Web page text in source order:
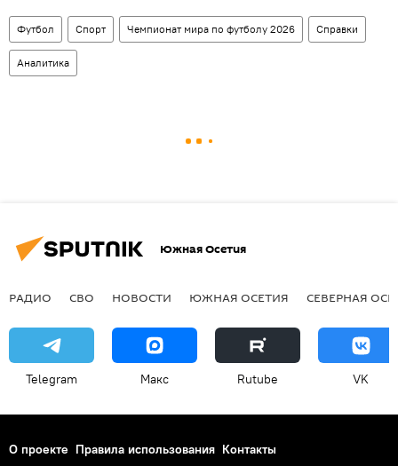
Футбол Спорт Чемпионат мира по футболу 2026 Справки
Аналитика
Южная Осетия
РАДИО СВО НОВОСТИ ЮЖНАЯ ОСЕТИЯ СЕВЕРНАЯ
Telegram Макс Rutube VK
О проекте Правила использования Контакты